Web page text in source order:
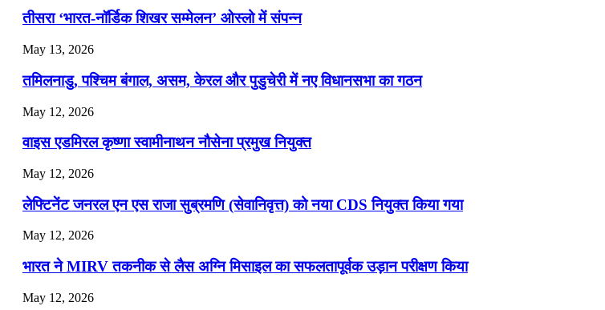
Menu Menu
July 19, 2026
📝 डेली करेंट अफेयर्स: 16-18 जुलाई 2026
July 16, 2026
📝 डेली करेंट अफेयर्स: 13-15 जुलाई 2026
तीसरा ‘भारत-नॉर्डिक शिखर सम्मेलन’ ओस्लो में संपन्न
May 13, 2026
तमिलनाडु, पश्चिम बंगाल, असम, केरल और पुडुचेरी में नए विधानसभा का गठन
May 12, 2026
वाइस एडमिरल कृष्णा स्वामीनाथन नौसेना प्रमुख नियुक्त
May 12, 2026
लेफ्टिनेंट जनरल एन एस राजा सुब्रमणि (सेवानिवृत्त) को नया CDS नियुक्त किया गया
May 12, 2026
भारत ने MIRV तकनीक से लैस अग्नि मिसाइल का सफलतापूर्वक उड़ान परीक्षण किया
May 12, 2026